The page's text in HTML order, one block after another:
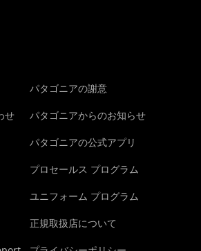
せ
パタゴニアの謝意
パタゴニアからのお知らせ
パタゴニアの公式アプリ
プロセールス プログラム
ユニフォーム プログラム
正規取扱店について